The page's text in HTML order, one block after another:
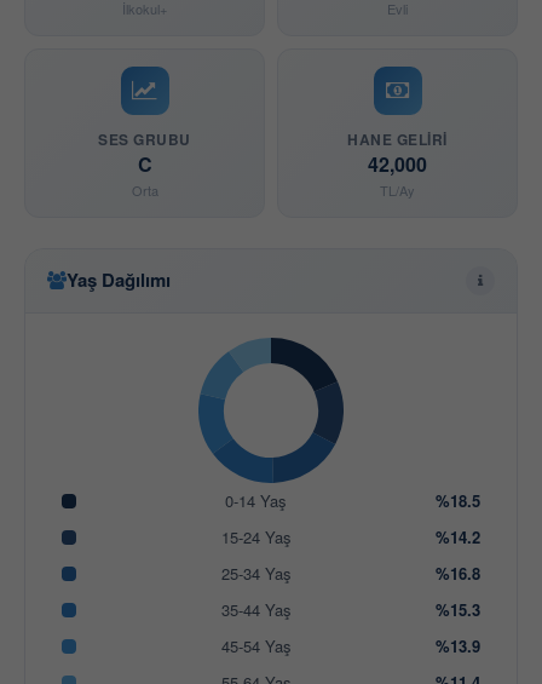
İlkokul+ Evli
SES GRUBU
C
Orta
HANE GELIRI
42,000
TL/Ay
Yaş Dağılımı
0-14 Yaş
%18.5
15-24 Yaş
%14.2
25-34 Yaş
%16.8
35-44 Yaş
%15.3
45-54 Yaş
%13.9